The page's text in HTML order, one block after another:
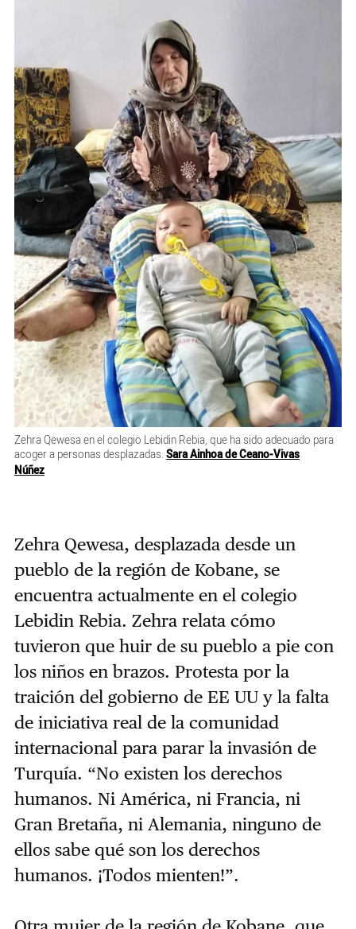
Zehra Qewesa en el colegio Lebidin Rebia, que ha sido adecuado para
acoger a personas desplazadas. Sara Ainhoa de Ceano-Vivas
Núñez
Zehra Qewesa, desplazada desde un
pueblo de la región de Kobane, se
encuentra actualmente en el colegio
Lebidin Rebia. Zehra relata cómo
tuvieron que huir de su pueblo a pie con
los niños en brazos. Protesta por la
traición del gobierno de EE UU y la falta
de iniciativa real de la comunidad
internacional para parar la invasión de
Turquía. “No existen los derechos
humanos. Ni América, ni Francia, ni
Gran Bretaña, ni Alemania, ninguno de
ellos sabe qué son los derechos
humanos. ¡Todos mienten!”.